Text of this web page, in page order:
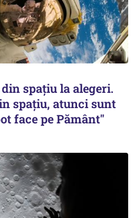
spațiu la alegeri.
spațiu, atunci sunt
face pe Pământ"